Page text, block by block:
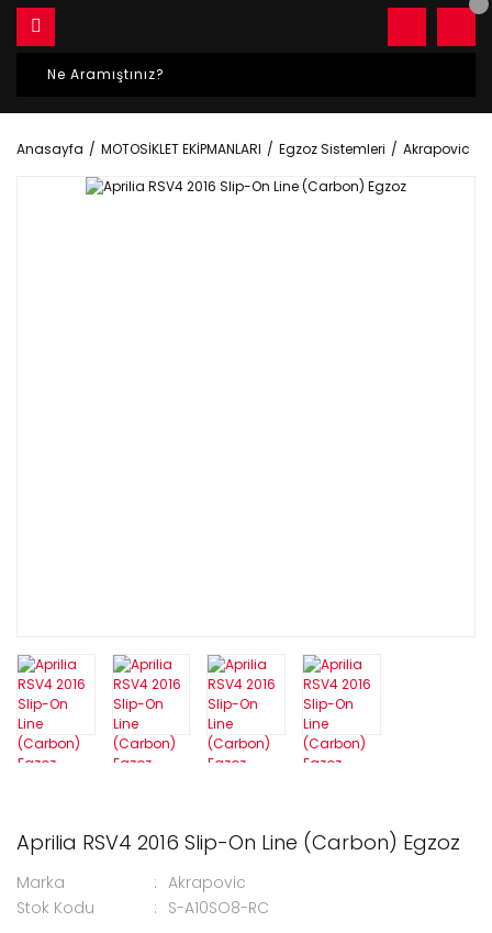
Anasayfa MOTOSİKLET EKİPMANLARI Egzoz Sistemleri Akrapovic
Aprilia RSV4 2016 Slip-On Line (Carbon) Egzoz
Marka
Akrapovic
Stok Kodu
S-A10SO8-RC